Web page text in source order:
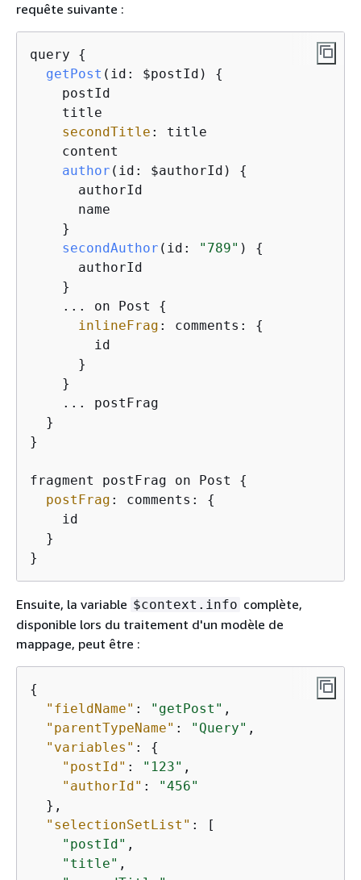
requête suivante :
query {
getPost ( id: $postId )
{
    postId
    title
secondTitle : title
    content
author ( id: $authorId )
{
      authorId
      name
    }
secondAuthor ( id: "789" )
{
      authorId
    }
    ... on Post
{
inlineFrag : comments: {
        id
      }
    }
    ... postFrag
  }
}
fragment postFrag on Post {
postFrag : comments: {
    id
  }
}
Ensuite, la variable $context.info complète,
disponible lors du traitement d'un modèle de
mappage, peut être :
{
"fieldName" : "getPost" ,
"parentTypeName" : "Query" ,
"variables" : {
"postId" : "123" ,
"authorId" :
"456"
  },
"selectionSetList" : [
"postId" ,
"title" ,